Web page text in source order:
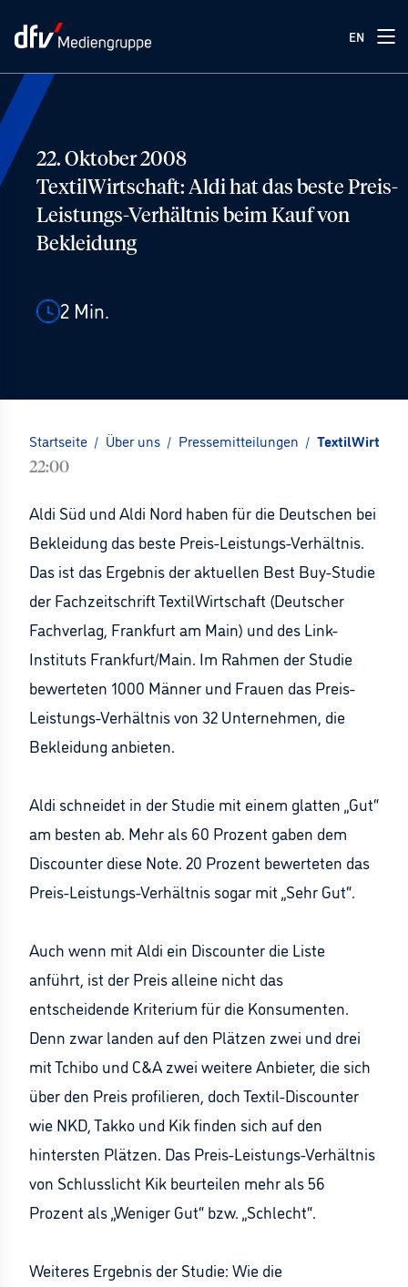
EN
22. Oktober 2008
TextilWirtschaft: Aldi hat das beste Preis-
Leistungs-Verhältnis beim Kauf von
Bekleidung
2 Min.
Startseite / Über uns / Pressemitteilungen /
22:00
Aldi Süd und Aldi Nord haben für die Deutschen bei
Bekleidung das beste Preis-Leistungs-Verhältnis.
Das ist das Ergebnis der aktuellen Best Buy-Studie
der Fachzeitschrift TextilWirtschaft (Deutscher
Fachverlag, Frankfurt am Main) und des Link-
Instituts Frankfurt/Main. Im Rahmen der Studie
bewerteten 1000 Männer und Frauen das Preis-
Leistungs-Verhältnis von 32 Unternehmen, die
Bekleidung anbieten.
Aldi schneidet in der Studie mit einem glatten „Gut“
am besten ab. Mehr als 60 Prozent gaben dem
Discounter diese Note. 20 Prozent bewerteten das
Preis-Leistungs-Verhältnis sogar mit „Sehr Gut“.
Auch wenn mit Aldi ein Discounter die Liste
anführt, ist der Preis alleine nicht das
entscheidende Kriterium für die Konsumenten.
Denn zwar landen auf den Plätzen zwei und drei
mit Tchibo und C&A zwei weitere Anbieter, die sich
über den Preis profilieren, doch Textil-Discounter
wie NKD, Takko und Kik finden sich auf den
hintersten Plätzen. Das Preis-Leistungs-Verhältnis
von Schlusslicht Kik beurteilen mehr als 56
Prozent als „Weniger Gut“ bzw. „Schlecht“.
Weiteres Ergebnis der Studie: Wie die